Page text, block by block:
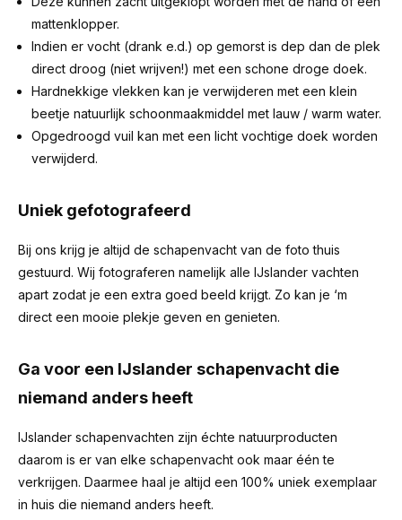
mattenklopper.
Indien er vocht (drank e.d.) op gemorst is dep dan de plek
direct droog (niet wrijven!) met een schone droge doek.
Hardnekkige vlekken kan je verwijderen met een klein
beetje natuurlijk schoonmaakmiddel met lauw / warm water.
Opgedroogd vuil kan met een licht vochtige doek worden
verwijderd.
Uniek gefotografeerd
Bij ons krijg je altijd de schapenvacht van de foto thuis
gestuurd. Wij fotograferen namelijk alle IJslander vachten
apart zodat je een extra goed beeld krijgt. Zo kan je ‘m
direct een mooie plekje geven en genieten.
Ga voor een IJslander schapenvacht die
niemand anders heeft
IJslander schapenvachten zijn échte natuurproducten
daarom is er van elke schapenvacht ook maar één te
verkrijgen. Daarmee haal je altijd een 100% uniek exemplaar
in huis die niemand anders heeft.